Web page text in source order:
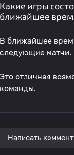
Какие игры
ближайшее
В ближайшее
следующие матчи:
Это отличная
команды.
Написать